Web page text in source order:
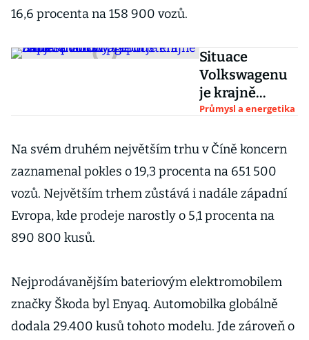
16,6 procenta na 158 900 vozů.
Situace
Volkswagenu
je krajně
napjatá. Hrozí
téměř
poloviny všech
Průmysl a energetika
Na svém druhém největším trhu v Číně koncern
zaznamenal pokles o 19,3 procenta na 651 500
vozů. Největším trhem zůstává i nadále západní
Evropa, kde prodeje narostly o 5,1 procenta na
890 800 kusů.
Nejprodávanějším bateriovým elektromobilem
značky Škoda byl Enyaq. Automobilka globálně
dodala 29.400 kusů tohoto modelu. Jde zároveň o